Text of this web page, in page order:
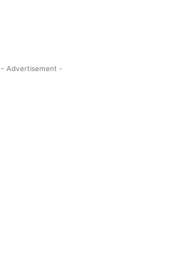
- Advertisement -